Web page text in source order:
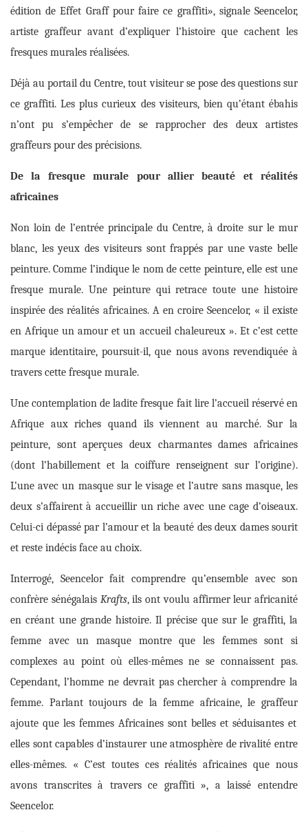
édition de Effet Graff pour faire ce graffiti», signale Seencelor,
artiste graffeur avant d’expliquer l’histoire que cachent les
fresques murales réalisées.
Déjà au portail du Centre, tout visiteur se pose des questions sur
ce graffiti. Les plus curieux des visiteurs, bien qu’étant ébahis
n’ont pu s’empêcher de se rapprocher des deux artistes
graffeurs pour des précisions.
De la fresque murale pour allier beauté et réalités
africaines
Non loin de l’entrée principale du Centre, à droite sur le mur
blanc, les yeux des visiteurs sont frappés par une vaste belle
peinture. Comme l’indique le nom de cette peinture, elle est une
fresque murale. Une peinture qui retrace toute une histoire
inspirée des réalités africaines. A en croire Seencelor, « il existe
en Afrique un amour et un accueil chaleureux ». Et c’est cette
marque identitaire, poursuit-il, que nous avons revendiquée à
travers cette fresque murale.
Une contemplation de ladite fresque fait lire l’accueil réservé en
Afrique aux riches quand ils viennent au marché. Sur la
peinture, sont aperçues deux charmantes dames africaines
(dont l’habillement et la coiffure renseignent sur l’origine).
L’une avec un masque sur le visage et l’autre sans masque, les
deux s’affairent à accueillir un riche avec une cage d’oiseaux.
Celui-ci dépassé par l’amour et la beauté des deux dames sourit
et reste indécis face au choix.
Interrogé, Seencelor fait comprendre qu’ensemble avec son
confrère sénégalais Krafts, ils ont voulu affirmer leur africanité
en créant une grande histoire. Il précise que sur le graffiti, la
femme avec un masque montre que les femmes sont si
complexes au point où elles-mêmes ne se connaissent pas.
Cependant, l’homme ne devrait pas chercher à comprendre la
femme. Parlant toujours de la femme africaine,le graffeur
ajoute que les femmes Africaines sont belles et séduisantes et
elles sont capables d’instaurer une atmosphère de rivalité entre
elles-mêmes. « C’est toutes ces réalités africaines que nous
avons transcrites à travers ce graffiti », a laissé entendre
Seencelor.